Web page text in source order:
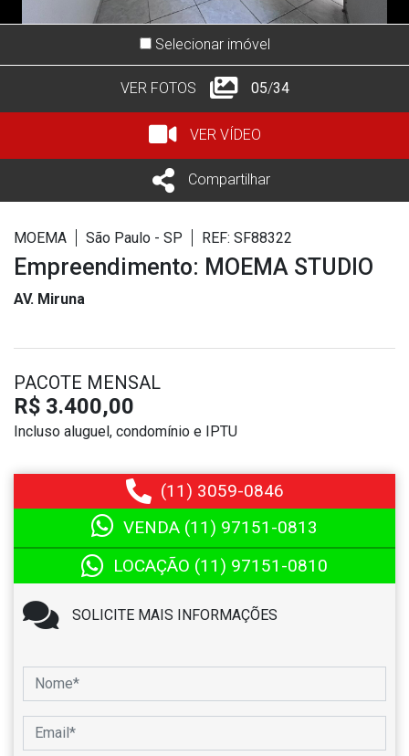
Selecionar imóvel
VER FOTOS 05/34
VER VÍDEO
Compartilhar
(11) 3059-0846
VENDA (11) 97151-0813
LOCAÇÃO (11) 97151-0810
SOLICITE MAIS INFORMAÇÕES
MOEMA São Paulo - SP REF: SF88322
Empreendimento: MOEMA STUDIO
AV. Miruna
PACOTE MENSAL
R$ 3.400,00
Incluso aluguel, condomínio e IPTU